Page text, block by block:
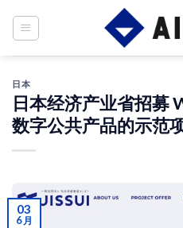
日本
日本经济产业省招募
数字公共产品的示范
03
6 月